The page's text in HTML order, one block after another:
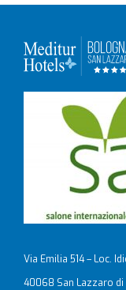
Via Emilia 514 – Loc.
40068 San Lazzaro di